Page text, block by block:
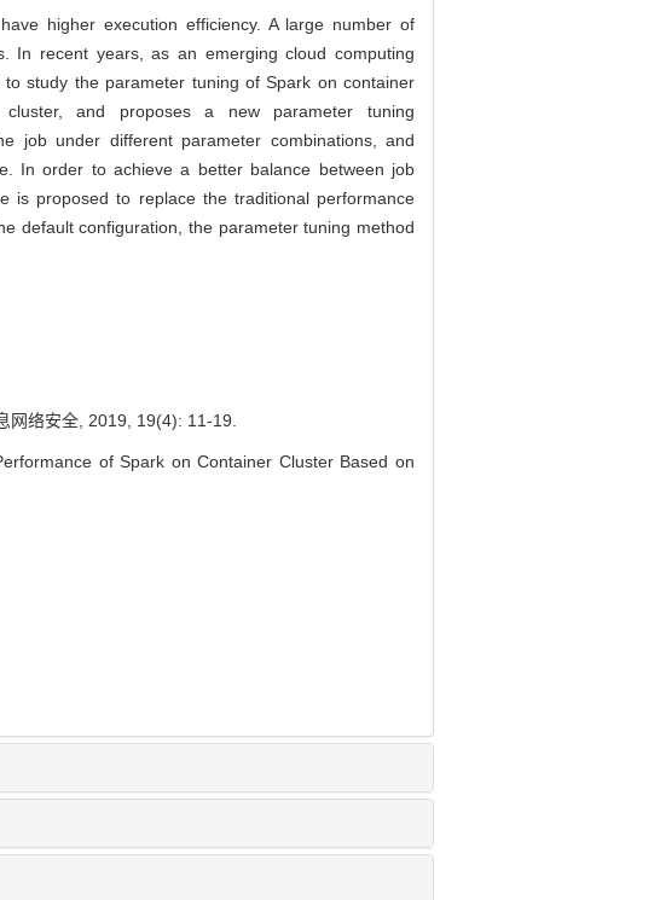
higher execution efficiency. A large number of
In recent years, as an emerging cloud computing
study the parameter tuning of Spark on container
and proposes a new parameter tuning
job under different parameter combinations, and
In order to achieve a better balance between job
is proposed to replace the traditional performance
default configuration, the parameter tuning method
网络安全, 2019, 19(4): 11-19.
of Spark on Container Cluster Based on